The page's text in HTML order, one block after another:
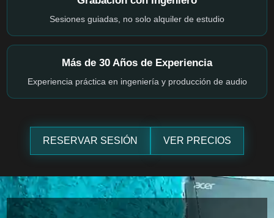
Sesiones guiadas, no solo alquiler de estudio
Más de 30 Años de Experiencia
Experiencia práctica en ingeniería y producción de audio
RESERVAR SESIÓN VER PRECIOS